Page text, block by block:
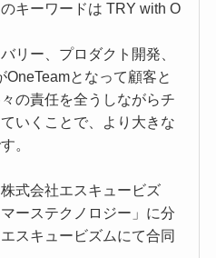
キーワードは TRY with O
リー、プロダクト開発、
となって顧客と
の責任を全うしながらチ
いくことで、より大きな
。
式会社エスキュービズ
ーステクノロジー」に分
スキュービズムにて合同